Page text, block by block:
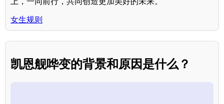
女生规则
凯恩舰哗变的背景和原因是什么？